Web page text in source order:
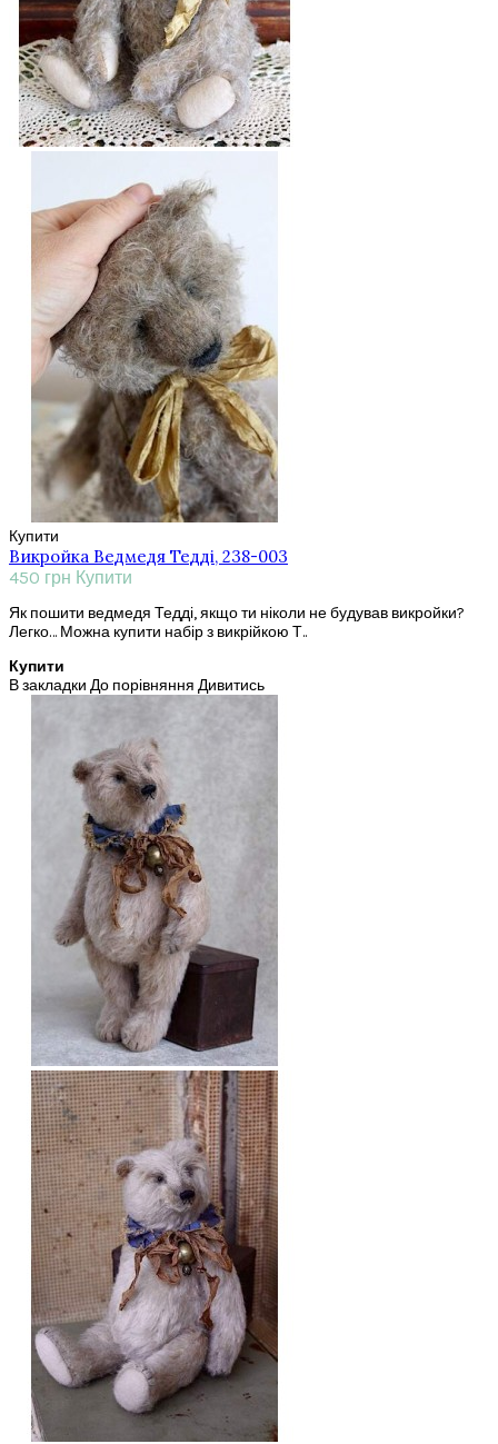
Купити
Викройка Ведмедя Тедді, 238-003
450 грн Купити
Як пошити ведмедя Тедді, якщо ти ніколи не будував викройки?
Легко… Можна купити набір з викрійкою Т..
Купити
В закладки До порівняння Дивитись